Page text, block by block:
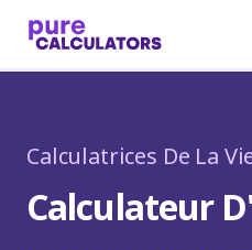
Calculatrices De La
Calculateur